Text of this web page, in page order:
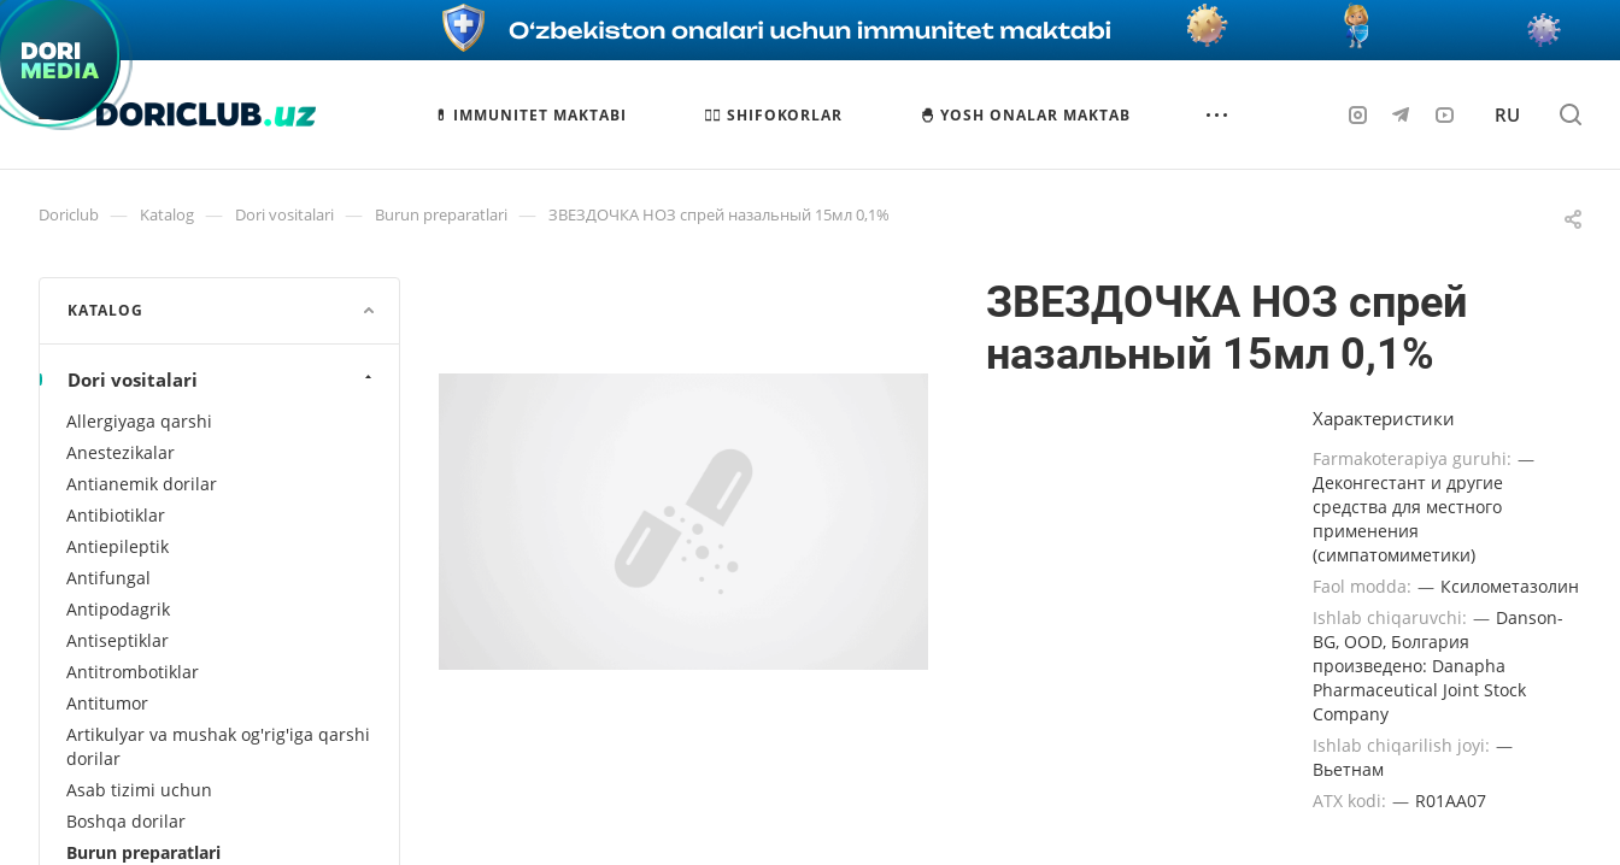
💊 IMMUNITET MAKTABI 🧑‍⚕️ SHIFOKORLAR 🐣 YOSH ONALAR MAKTAB RU
Doriclub — Katalog — Dori vositalari — Burun preparatlari — ЗВЕЗДОЧКА НОЗ спрей назальный 15мл 0,1%
ЗВЕЗДОЧКА НОЗ спрей
назальный 15мл 0,1%
Характеристики
Farmakoterapiya guruhi: —
Деконгестант и другие
средства для местного
применения
(симпатомиметики)
Faol modda: — Ксилометазолин
Ishlab chiqaruvchi: — Danson-
BG, OOD, Болгария
произведено: Danapha
Pharmaceutical Joint Stock
Company
Ishlab chiqarilish joyi: —
Вьетнам
ATX kodi: — R01AA07
KATALOG
Dori vositalari
Allergiyaga qarshi
Anestezikalar
Antianemik dorilar
Antibiotiklar
Antiepileptik
Antifungal
Antipodagrik
Antiseptiklar
Antitrombotiklar
Antitumor
Artikulyar va mushak og'rig'iga qarshi
dorilar
Asab tizimi uchun
Boshqa dorilar
Burun preparatlari